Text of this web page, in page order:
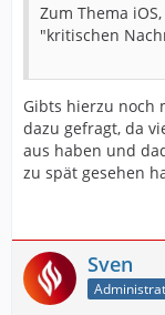
Zum Thema
"kritischen
Gibts hierzu noch
dazu gefragt, da
aus haben und
zu spät gesehen
Sven